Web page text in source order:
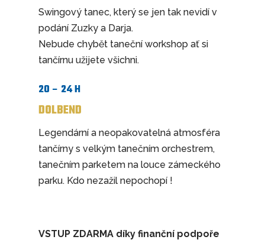
Swingový tanec, který se jen tak nevidí v
podání Zuzky a Darja.
Nebude chybět taneční workshop ať si
tančírnu užijete všichni.
20 – 24 H
DOLBEND
Legendární a neopakovatelná atmosféra
tančírny s velkým tanečním orchestrem,
tanečním parketem na louce zámeckého
parku. Kdo nezažil nepochopí !
VSTUP ZDARMA díky finanční podpoře